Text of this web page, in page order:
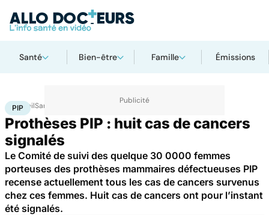
Santé Bien-être Famille Émissions
AccueilSanté
PIP
Prothèses PIP : huit cas de cancers
signalés
Le Comité de suivi des quelque 30 0000 femmes
porteuses des prothèses mammaires défectueuses PIP
recense actuellement tous les cas de cancers survenus
chez ces femmes. Huit cas de cancers ont pour l’instant
été signalés.